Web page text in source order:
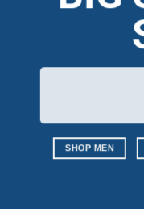
SHOP MEN